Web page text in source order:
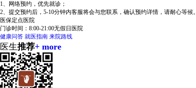
1、网络预约，优先就诊；
2、提交预约后，5-10分钟内客服将会与您联系，确认预约详情，请耐心等候。
医保定点医院
门诊时间： 8:00-21:00无假日医院
健康问答 就医指南 来院路线
医生推荐+ more